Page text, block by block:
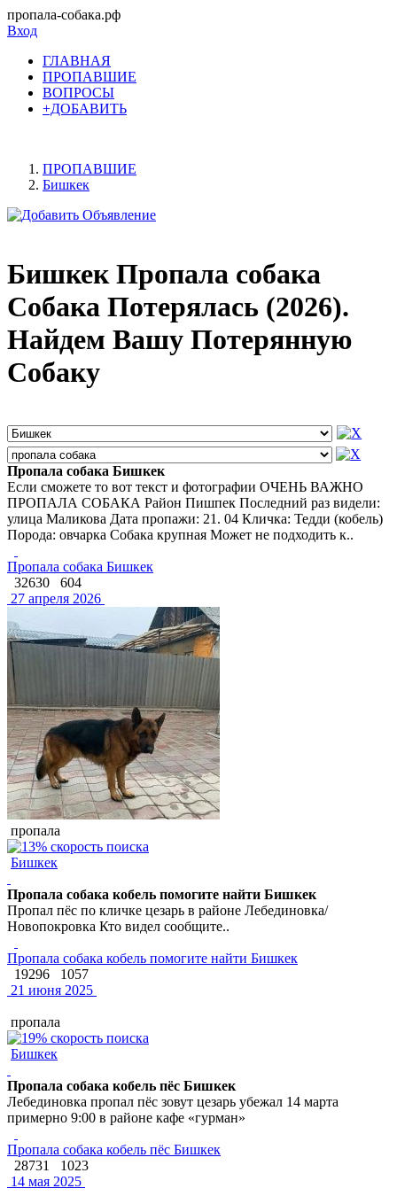
пропала-собака.рф
Вход
ГЛАВНАЯ
ПРОПАВШИЕ
ВОПРОСЫ
+ДОБАВИТЬ
ПРОПАВШИЕ
Бишкек
Бишкек Пропала собака
Собака Потерялась (2026).
Найдем Вашу Потерянную
Собаку
Пропала собака Бишкек
Если сможете то вот текст и фотографии ОЧЕНЬ ВАЖНО
ПРОПАЛА СОБАКА Район Пишпек Последний раз видели:
улица Маликова Дата пропажи: 21. 04 Кличка: Тедди (кобель)
Порода: овчарка Собака крупная Может не подходить к..
Пропала собака Бишкек
32630
604
27 апреля 2026
пропала
Бишкек
Пропала собака кобель помогите найти Бишкек
Пропал пёс по кличке цезарь в районе Лебединовка/
Новопокровка Кто видел сообщите..
Пропала собака кобель помогите найти Бишкек
19296
1057
21 июня 2025
пропала
Бишкек
Пропала собака кобель пёс Бишкек
Лебединовка пропал пёс зовут цезарь убежал 14 марта
примерно 9:00 в районе кафе «гурман»
Пропала собака кобель пёс Бишкек
28731
1023
14 мая 2025